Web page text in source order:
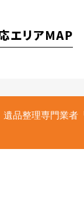
品整理専門業者